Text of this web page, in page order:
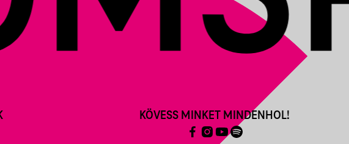
KÖVESS MINKET MINDENHOL!